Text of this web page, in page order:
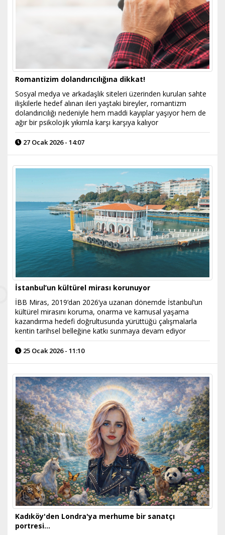
Romantizim dolandırıcılığına dikkat!
Sosyal medya ve arkadaşlık siteleri üzerinden kurulan sahte
ilişkilerle hedef alınan ileri yaştaki bireyler, romantizm
dolandırıcılığı nedeniyle hem maddi kayıplar yaşıyor hem de
ağır bir psikolojik yıkımla karşı karşıya kalıyor
27 Ocak 2026 - 14:07
İstanbul’un kültürel mirası korunuyor
İBB Miras, 2019’dan 2026’ya uzanan dönemde İstanbul’un
kültürel mirasını koruma, onarma ve kamusal yaşama
kazandırma hedefi doğrultusunda yürüttüğü çalışmalarla
kentin tarihsel belleğine katkı sunmaya devam ediyor
25 Ocak 2026 - 11:10
Kadıköy'den Londra'ya merhume bir sanatçı
portresi...